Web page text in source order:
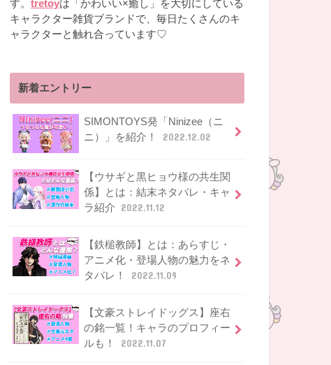
す。 tretoyは「かわいい×癒し」を大切にしている
キャラクター雑貨ブランドで、毎日たくさんのキ
ャラクターと触れ合っています♡
新着エントリー
SIMONTOYS発「Ninizee（ニ
ニ）」を紹介！
2022.12.02
【ウサギと黒ヒョウ様の共生関
係】とは：結末ネタバレ・キャ
ラ紹介
2022.11.12
【鉄槌教師】とは：あらすじ・
アニメ化・登場人物の魅力をネ
タバレ！
2022.11.09
【文豪ストレイドッグス】座右
の銘一覧！キャラのプロフィー
ルも！
2022.11.07